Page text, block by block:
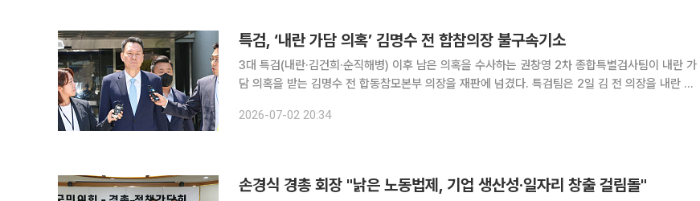
특검, ‘내란 가담 의혹’ 김명수 전 합참의장 불구속기소
3대 특검(내란·김건희·순직해병) 이후 남은 의혹을 수사하는 권창영 2차 종합특별검사팀이 내란 가
담 의혹을 받는 김명수 전 합동참모본부 의장을 재판에 넘겼다. 특검팀은 2일 김 전 의장을 내란 중
차장과 정진팔 전 합참차장, 김흥준 전 육군본부 정책실장도 내란
2026-07-02 20:34
손경식 경총 회장 "낡은 노동법제, 기업 생산성·일자리 창출 걸림돌"